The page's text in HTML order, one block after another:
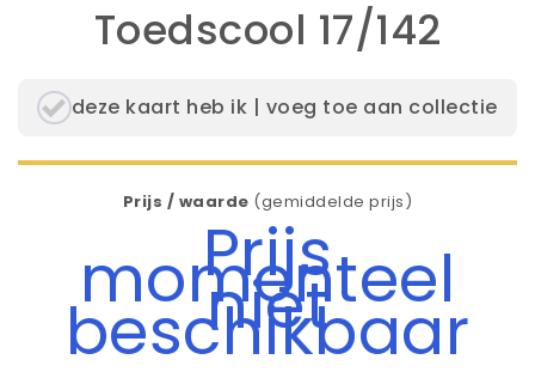
Toedscool 17/142
deze kaart heb ik | voeg toe aan collectie
Prijs / waarde (gemiddelde prijs)
Prijs
momenteel
niet
beschikbaar